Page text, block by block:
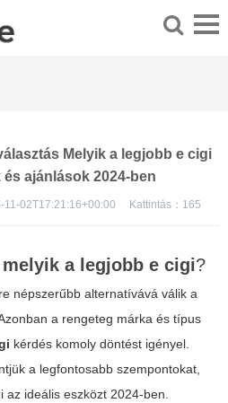
Melyik a legjobb e cigi
ajánlások 2024-ben
11-02T17:21:16+00:00 Kattintás： 165
melyik a legjobb e cigi?
népszerűbb alternatívává válik a
a rengeteg márka és típus
kérdés komoly döntést igényel.
a legfontosabb szempontokat,
az ideális eszközt 2024-ben.